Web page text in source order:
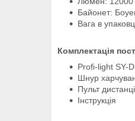
Байонет:
Вага в
Комплектація
Profi-light SY-
Шнур
Пульт
Інструкція